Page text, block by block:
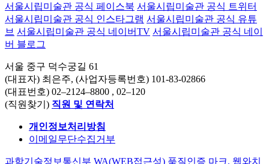
서울시립미술관 공식 페이스북 서울시립미술관 공식 트위터
서울시립미술관 공식 인스타그램 서울시립미술관 공식 유튜
브 서울시립미술관 공식 네이버TV 서울시립미술관 공식 네이
버 블로그
서울 중구 덕수궁길 61
(대표자) 최은주, (사업자등록번호) 101-83-02866
(대표번호) 02–2124–8800 , 02–120
(직원찾기) 직원 및 연락처
개인정보처리방침
이메일무단수집거부
과학기술정보통신부 WA(WEB접근성) 품질인증 마크, 웹와치